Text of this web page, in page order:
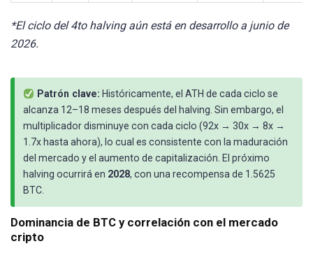
*El ciclo del 4to halving aún está en desarrollo a junio de
2026.
Patrón clave: Históricamente, el ATH de cada ciclo se
alcanza 12–18 meses después del halving. Sin embargo, el
multiplicador disminuye con cada ciclo (92x → 30x → 8x →
1.7x hasta ahora), lo cual es consistente con la maduración
del mercado y el aumento de capitalización. El próximo
halving ocurrirá en 2028, con una recompensa de 1.5625
BTC.
Dominancia de BTC y correlación con el mercado
cripto